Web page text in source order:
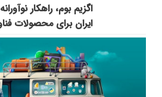
اگزیم بوم، راهکار
ایران برای محصولات